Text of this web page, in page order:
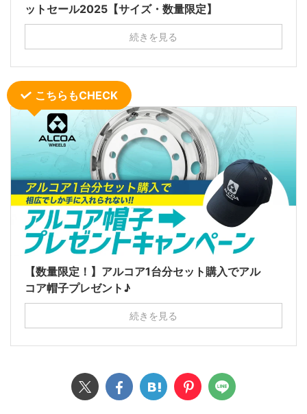
ットセール2025【サイズ・数量限定】
続きを見る
こちらもCHECK
【数量限定！】アルコア1台分セット購入でアル
コア帽子プレゼント♪
続きを見る